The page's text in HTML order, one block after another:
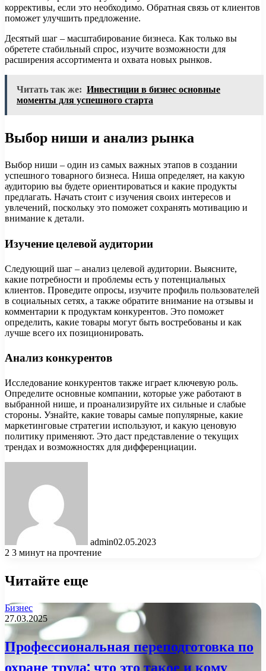
коррективы, если это необходимо. Обратная связь от клиентов
поможет улучшить предложение.
Десятый шаг – масштабирование бизнеса. Как только вы
обретете стабильный спрос, изучите возможности для
расширения ассортимента и охвата новых рынков.
Читать так же: Инвестиции в бизнес основные
моменты для успешного старта
Выбор ниши и анализ рынка
Выбор ниши – один из самых важных этапов в создании
успешного товарного бизнеса. Ниша определяет, на какую
аудиторию вы будете ориентироваться и какие продукты
предлагать. Начать стоит с изучения своих интересов и
увлечений, поскольку это поможет сохранять мотивацию и
внимание к детали.
Изучение целевой аудитории
Следующий шаг – анализ целевой аудитории. Выясните,
какие потребности и проблемы есть у потенциальных
клиентов. Проведите опросы, изучите профиль пользователей
в социальных сетях, а также обратите внимание на отзывы и
комментарии к продуктам конкурентов. Это поможет
определить, какие товары могут быть востребованы и как
лучше всего их позиционировать.
Анализ конкурентов
Исследование конкурентов также играет ключевую роль.
Определите основные компании, которые уже работают в
выбранной нише, и проанализируйте их сильные и слабые
стороны. Узнайте, какие товары самые популярные, какие
маркетинговые стратегии используют, и какую ценовую
политику применяют. Это даст представление о текущих
трендах и возможностях для дифференциации.
admin02.05.2023
2 3 минут на прочтение
Читайте еще
Бизнес
27.03.2025
Профессиональная переподготовка по
охране труда: что это такое и кому